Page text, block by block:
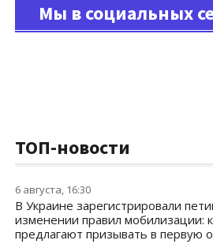
Мы в социальных
ТОП-новости
6 августа, 16:30
В Украине зарегистрировали
изменении правил мобилизации:
предлагают призывать в первую